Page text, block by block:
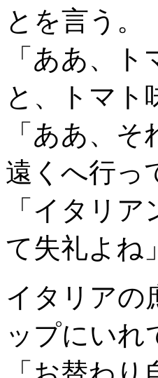
とを言う。
「ああ、
と、トマト
「ああ、
遠くへ行っ
「イタリ
て失礼よね
イタリアの
ップにいれ